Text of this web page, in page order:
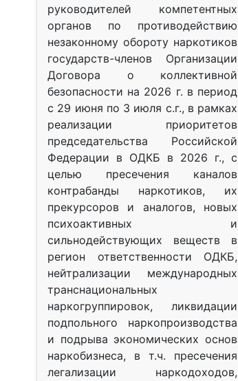
руководителей компетентных
органов по противодействию
незаконному обороту наркотиков
государств-членов Организации
Договора о коллективной
безопасности на 2026 г. в период
с 29 июня по 3 июля с.г., в рамках
реализации приоритетов
председательства Российской
Федерации в ОДКБ в 2026 г., с
целью пресечения каналов
контрабанды наркотиков, их
прекурсоров и аналогов, новых
психоактивных и
сильнодействующих веществ в
регион ответственности ОДКБ,
нейтрализации международных
транснациональных
наркогруппировок, ликвидации
подпольного наркопроизводства
и подрыва экономических основ
наркобизнеса, в т.ч. пресечения
легализации наркодоходов,